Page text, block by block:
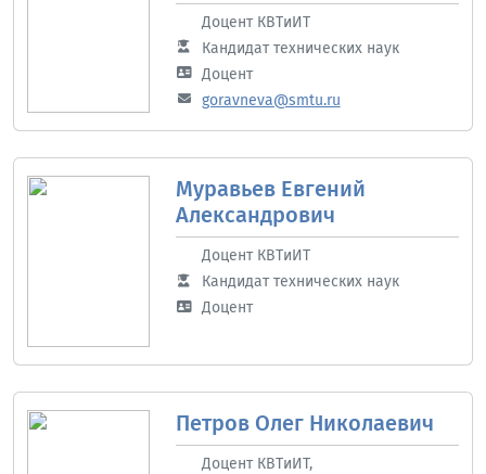
Доцент КВТиИТ
Кандидат технических наук
Доцент
goravneva@smtu.ru
Муравьев Евгений
Александрович
Доцент КВТиИТ
Кандидат технических наук
Доцент
Петров Олег Николаевич
Доцент КВТиИТ,